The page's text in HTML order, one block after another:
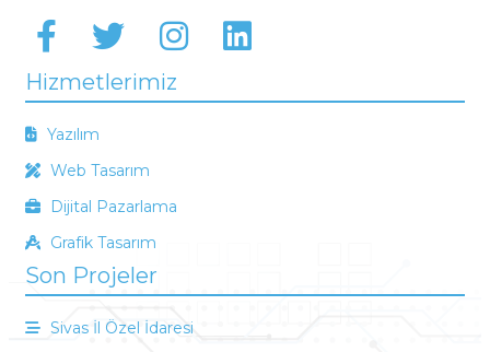
Hizmetlerimiz
Yazılım
Web Tasarım
Dijital Pazarlama
Grafik Tasarım
Son Projeler
Sivas İl Özel İdaresi